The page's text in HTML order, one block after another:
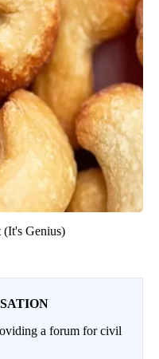
(It's Genius)
a forum for civil